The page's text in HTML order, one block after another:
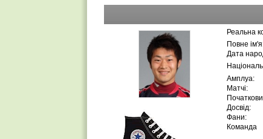
Реальна
Повне
Дата
Амплуа:
Матчі:
Досвід:
Фани:
Команда